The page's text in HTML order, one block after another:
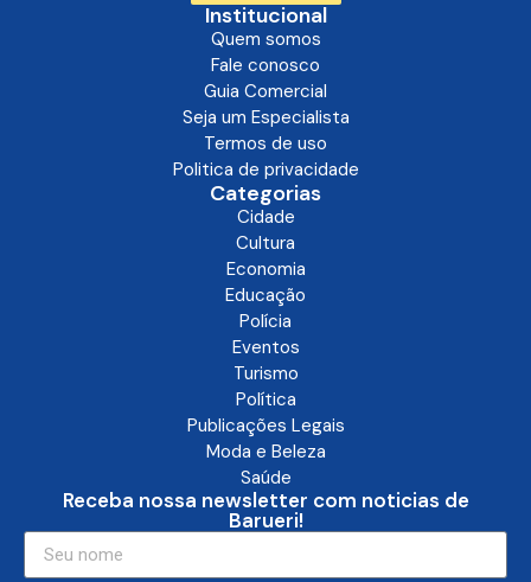
Institucional
Quem somos
Fale conosco
Guia Comercial
Seja um Especialista
Termos de uso
Politica de privacidade
Categorias
Cidade
Cultura
Economia
Educação
Polícia
Eventos
Turismo
Política
Publicações Legais
Moda e Beleza
Saúde
Receba nossa newsletter com noticias de
Barueri!